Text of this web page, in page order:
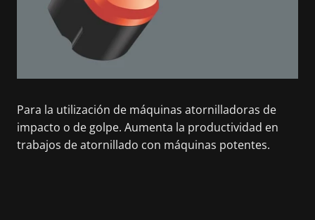
Para la utilización de máquinas atornilladoras de
impacto o de golpe. Aumenta la productividad en
trabajos de atornillado con máquinas potentes.